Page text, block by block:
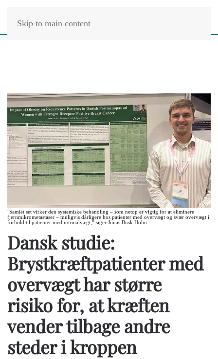
Skip to main content
"Samlet set virker den systemiske behandling – som netop er vigtig for at eliminere
fjernmikrometastaser – muligvis dårligere hos patienter med overvægt og svær overvægt i
forhold til patienter med normalvægt,” siger Jonas Busk Holm.
Dansk studie:
Brystkræftpatienter med
overvægt har større
risiko for, at kræften
vender tilbage andre
steder i kroppen